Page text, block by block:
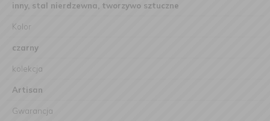
inny, stal nierdzewna, tworzywo sztuczne
Kolor
czarny
kolekcja
Artisan
Gwarancja